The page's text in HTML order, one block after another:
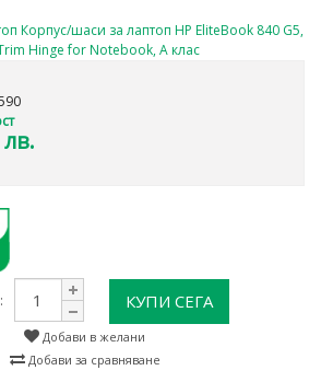
КУПИ СЕГА
Добави в желани
Добави за сравняване